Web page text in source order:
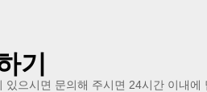
기
있으시면 문의해 주시면 24시간 이내에